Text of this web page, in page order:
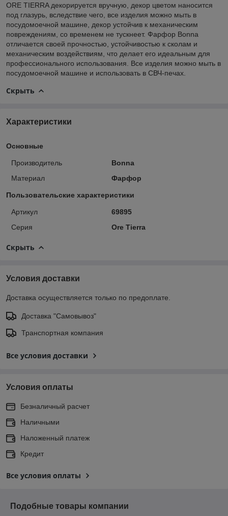
ORE TIERRA декорируется вручную, декор цветом наносится
под глазурь, вследствие чего, все изделия можно мыть в
посудомоечной машине, декор устойчив к механическим
повреждениям, со временем не тускнеет. Фарфор Bonna
отличается своей прочностью, устойчивостью к сколам и
механическим воздействиям, что делает его идеальным для
профессионального использования. Все изделия можно мыть в
посудомоечной машине и использовать в СВЧ-печах.
Скрыть
Характеристики
Основные
Производитель
Bonna
Материал
Фарфор
Пользовательские характеристики
Артикул
69895
Серия
Ore Tierra
Скрыть
Условия доставки
Доставка осуществляется только по предоплате.
Доставка "Самовывоз"
Транспортная компания
Все условия доставки
Условия оплаты
Безналичный расчет
Наличными
Наложенный платеж
Кредит
Все условия оплаты
Подобные товары компании